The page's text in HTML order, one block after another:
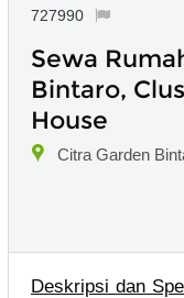
727990
Sewa
Bintaro,
House
Citra Garden
Deskripsi dan